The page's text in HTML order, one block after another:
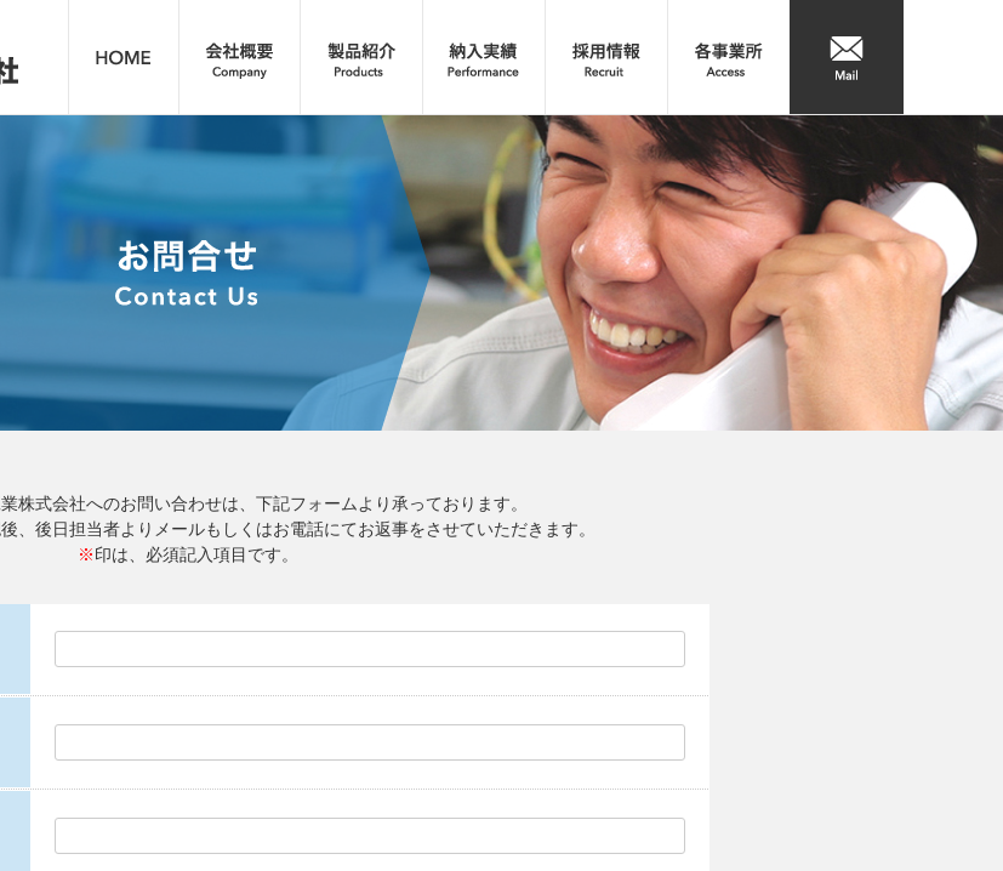
株式会社へのお問い合わせは、下記フォームより承っております。
、後日担当者よりメールもしくはお電話にてお返事をさせていただきます。
※印は、必須記入項目です。